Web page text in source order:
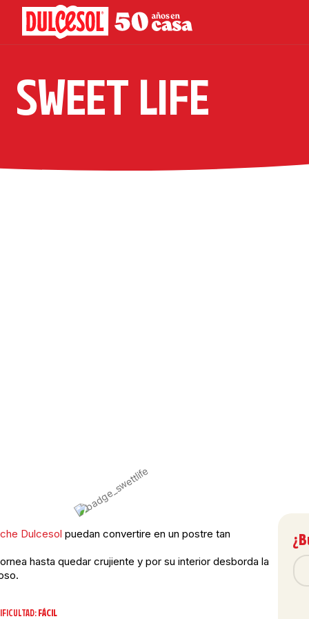
SWEET LIFE
Dulcesol puedan convertire en un postre tan
hasta quedar crujiente y por su interior desborda la
FÁCIL